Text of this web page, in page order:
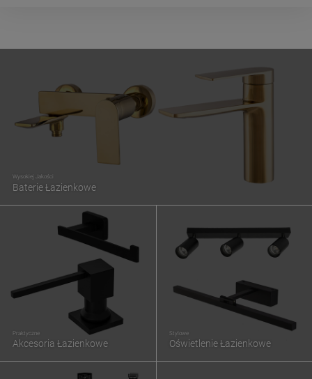
Wysokiej Jakości
Baterie Łazienkowe
Praktyczne
Akcesoria Łazienkowe
Stylowe
Oświetlenie Łazienkowe